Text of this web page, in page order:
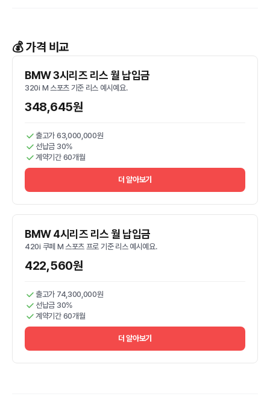
💰 가격 비교
BMW 3시리즈 리스 월 납입금
320i M 스포츠 기준 리스 예시예요.
348,645원
출고가 63,000,000원
선납금 30%
계약기간 60개월
더 알아보기
BMW 4시리즈 리스 월 납입금
420i 쿠페 M 스포츠 프로 기준 리스 예시예요.
422,560원
출고가 74,300,000원
선납금 30%
계약기간 60개월
더 알아보기